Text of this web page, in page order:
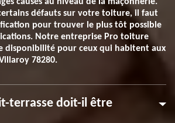
défauts sur votre toiture, il faut
pour trouver le plus tôt possible
Notre entreprise Pro toiture
disponibilité pour ceux qui habitent aux
78280.
terrasse doit-il être